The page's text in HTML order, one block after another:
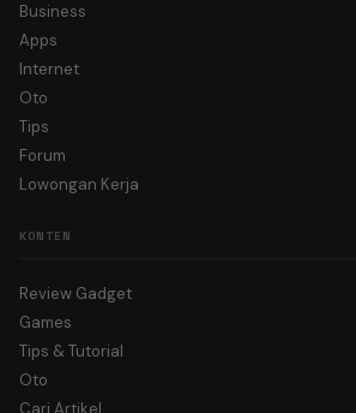
Business
Apps
Internet
Oto
Tips
Forum
Lowongan Kerja
KONTEN
Review Gadget
Games
Tips & Tutorial
Oto
Cari Artikel